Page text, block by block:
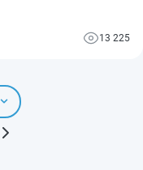
13 225